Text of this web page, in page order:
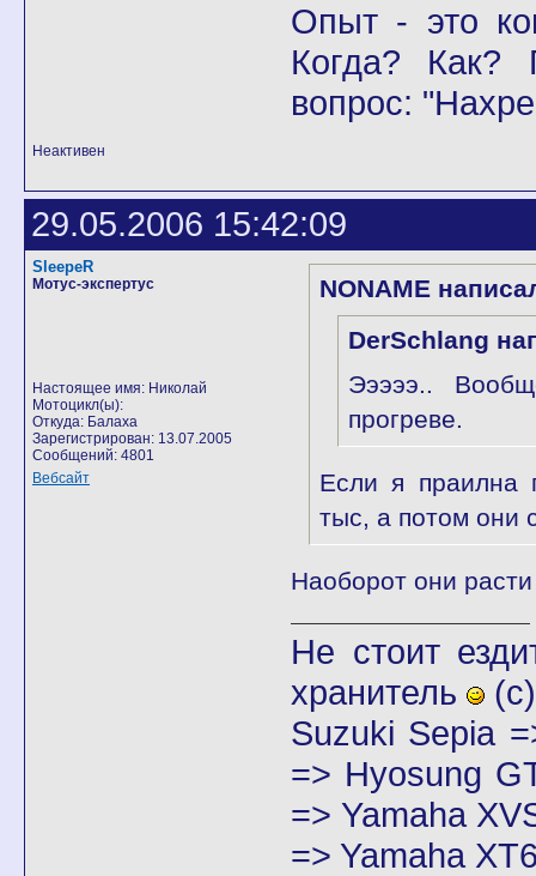
Опыт - это
Когда? Как?
вопрос:
Неактивен
29.05.2006 15:42:09
SleepeR
Мотус-экспертус
Настоящее имя: Николай
Мотоцикл(ы):
Откуда: Балаха
Зарегистрирован: 13.07.2005
Сообщений: 4801
Вебсайт
NONAME
DerSchlang
Эээээ..
прогреве.
Если я праилна
тыс, а потом они
Наоборот они расти
Не стоит
хранитель
(с)
Suzuki Sepia
=> Hyosung
=> Yamaha
=> Yamaha